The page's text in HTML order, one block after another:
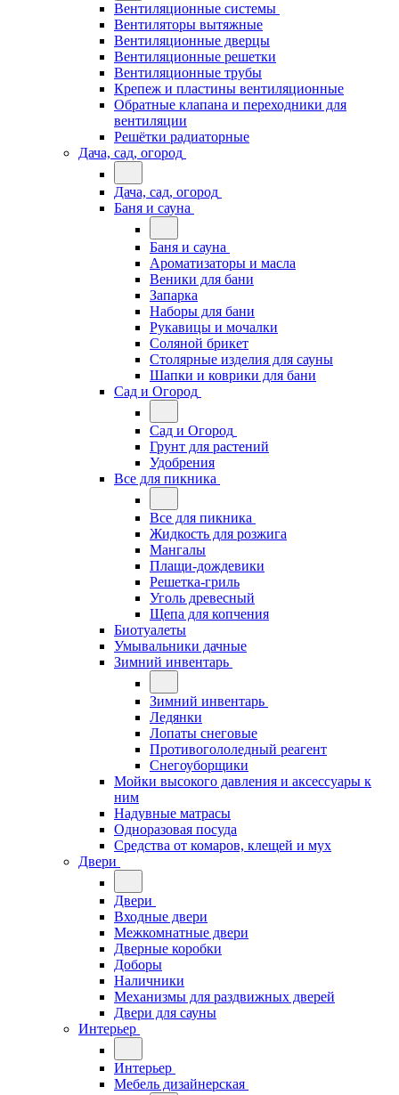
Вентиляционные системы
Вентиляторы вытяжные
Вентиляционные дверцы
Вентиляционные решетки
Вентиляционные трубы
Крепеж и пластины вентиляционные
Обратные клапана и переходники для
вентиляции
Решётки радиаторные
Дача, сад, огород
Дача, сад, огород
Баня и сауна
Баня и сауна
Ароматизаторы и масла
Веники для бани
Запарка
Наборы для бани
Рукавицы и мочалки
Соляной брикет
Столярные изделия для сауны
Шапки и коврики для бани
Сад и Огород
Сад и Огород
Грунт для растений
Удобрения
Все для пикника
Все для пикника
Жидкость для розжига
Мангалы
Плащи-дождевики
Решетка-гриль
Уголь древесный
Щепа для копчения
Биотуалеты
Умывальники дачные
Зимний инвентарь
Зимний инвентарь
Ледянки
Лопаты снеговые
Противогололедный реагент
Снегоуборщики
Мойки высокого давления и аксессуары к
ним
Надувные матрасы
Одноразовая посуда
Средства от комаров, клещей и мух
Двери
Двери
Входные двери
Межкомнатные двери
Дверные коробки
Доборы
Наличники
Механизмы для раздвижных дверей
Двери для сауны
Интерьер
Интерьер
Мебель дизайнерская